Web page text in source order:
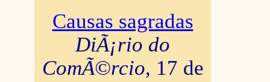
Causas sagradas
DiÃ¡rio do
ComÃ©rcio, 17 de